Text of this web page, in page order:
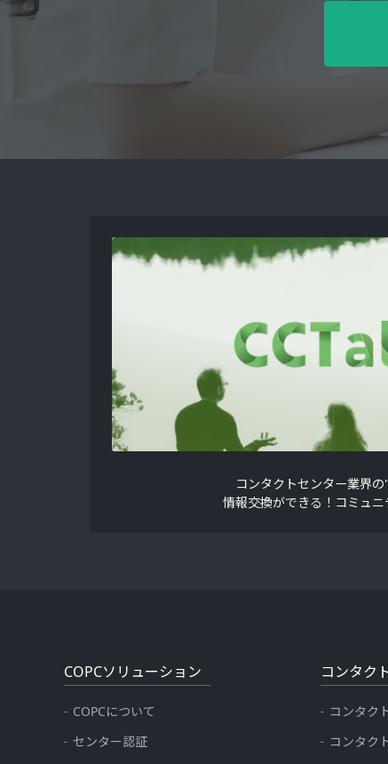
コンタクトセンター業界
情報交換ができる！コミュニ
COPCソリューション
COPCについて
センター認証
コンタク
コンタク
コンタク